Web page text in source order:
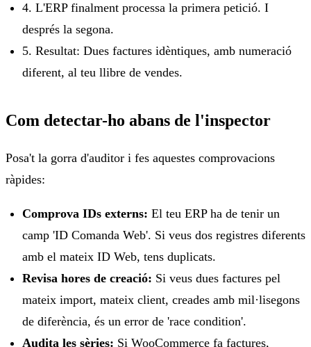
4. L'ERP finalment processa la primera petició. I
després la segona.
5. Resultat: Dues factures idèntiques, amb numeració
diferent, al teu llibre de vendes.
Com detectar-ho abans de l'inspector
Posa't la gorra d'auditor i fes aquestes comprovacions
ràpides:
Comprova IDs externs: El teu ERP ha de tenir un
camp 'ID Comanda Web'. Si veus dos registres diferents
amb el mateix ID Web, tens duplicats.
Revisa hores de creació: Si veus dues factures pel
mateix import, mateix client, creades amb mil·lisegons
de diferència, és un error de 'race condition'.
Audita les sèries: Si WooCommerce fa factures,